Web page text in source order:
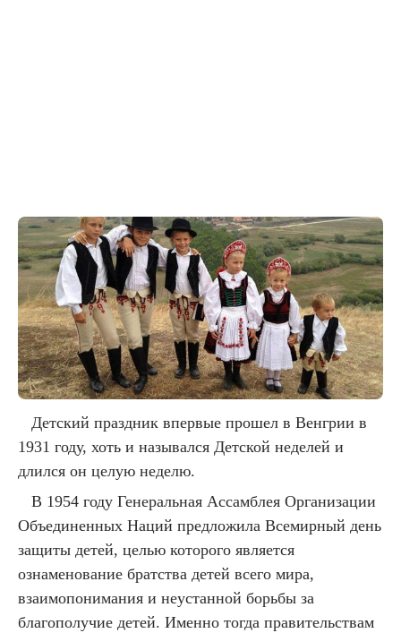
Детский праздник впервые прошел в Венгрии в
1931 году, хоть и назывался Детской неделей и
длился он целую неделю.
В 1954 году Генеральная Ассамблея Организации
Объединенных Наций предложила Всемирный день
защиты детей, целью которого является
ознаменование братства детей всего мира,
взаимопонимания и неустанной борьбы за
благополучие детей. Именно тогда правительствам